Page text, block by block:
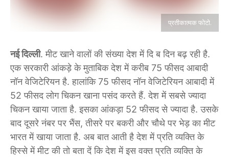
प्रतीकात्मक फोटो.
नई दिल्ली. मीट खाने वालों की संख्या देश में दि ब दिन बढ़ रही है.
एक सरकारी आंकड़े के मुताबिक देश में करीब 75 फीसद आबादी
नॉन वेजिटेरियन है. हालांकि 75 फीसद नॉन वेजिटेरियन आबादी में
52 फीसद लोग चिकन खाना पसंद करते हैं. देश में सबसे ज्यादा
चिकन खाया जाता है. इसका आंकड़ा 52 फीसद से ज्यादा है. उसके
बाद दूसरे नंबर पर भैंस, तीसरे पर बकरी और चौथे पर भेड़ का मीट
भारत में खाया जाता है. अब बात आती है देश में प्रति व्यक्ति के
हिस्से में मीट की तो बता दें कि देश में इस वक्त प्रति व्यक्ति के